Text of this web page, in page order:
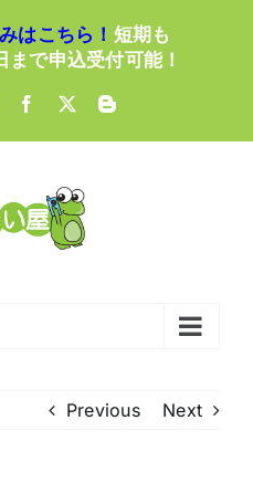
はこちら！ 短期も
で申込受付可能！
Facebook
X Blogger
Previous Next